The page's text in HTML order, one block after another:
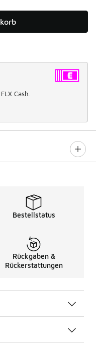
Cash.
Bestellstatus
Rückgaben &
Rückerstattungen